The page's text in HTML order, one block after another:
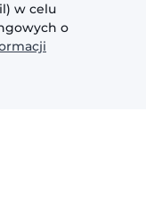
w celu
o